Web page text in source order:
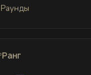
Раунды
Ранг